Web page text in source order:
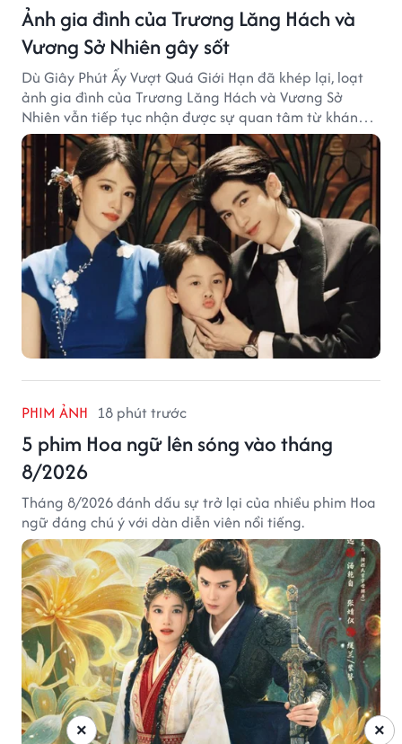
Ảnh gia đình của Trương Lăng Hách và
Vương Sở Nhiên gây sốt
Dù Giây Phút Ấy Vượt Quá Giới Hạn đã khép lại, loạt
ảnh gia đình của Trương Lăng Hách và Vương Sở
Nhiên vẫn tiếp tục nhận được sự quan tâm từ khán
giả.
PHIM ẢNH 18 phút trước
5 phim Hoa ngữ lên sóng vào tháng
8/2026
Tháng 8/2026 đánh dấu sự trở lại của nhiều phim Hoa
ngữ đáng chú ý với dàn diễn viên nổi tiếng.
×
×